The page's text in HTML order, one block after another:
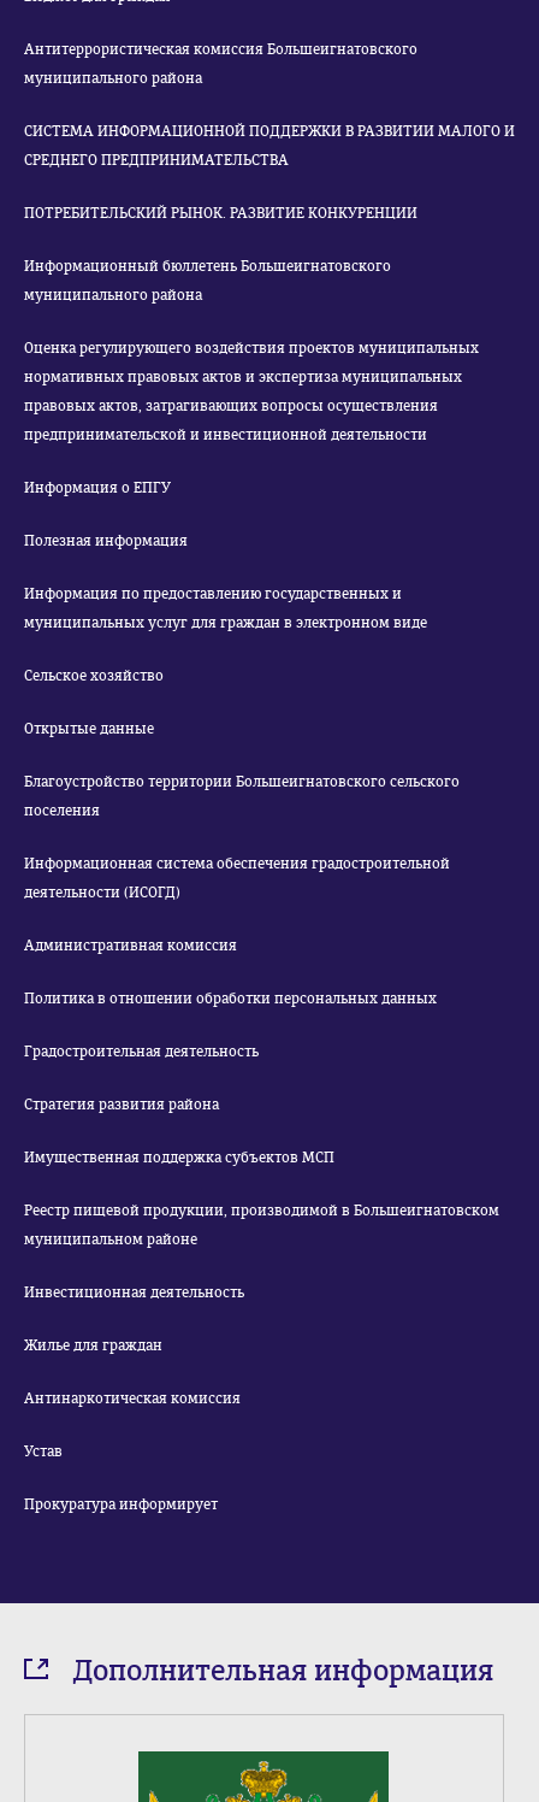
Антитеррористическая комиссия Большеигнатовского
муниципального района
СИСТЕМА ИНФОРМАЦИОННОЙ ПОДДЕРЖКИ В РАЗВИТИИ МАЛОГО И
СРЕДНЕГО ПРЕДПРИНИМАТЕЛЬСТВА
ПОТРЕБИТЕЛЬСКИЙ РЫНОК. РАЗВИТИЕ КОНКУРЕНЦИИ
Информационный бюллетень Большеигнатовского
муниципального района
Оценка регулирующего воздействия проектов муниципальных
нормативных правовых актов и экспертиза муниципальных
правовых актов, затрагивающих вопросы осуществления
предпринимательской и инвестиционной деятельности
Информация о ЕПГУ
Полезная информация
Информация по предоставлению государственных и
муниципальных услуг для граждан в электронном виде
Сельское хозяйство
Открытые данные
Благоустройство территории Большеигнатовского сельского
поселения
Информационная система обеспечения градостроительной
деятельности (ИСОГД)
Административная комиссия
Политика в отношении обработки персональных данных
Градостроительная деятельность
Стратегия развития района
Имущественная поддержка субъектов МСП
Реестр пищевой продукции, производимой в Большеигнатовском
муниципальном районе
Инвестиционная деятельность
Жилье для граждан
Антинаркотическая комиссия
Устав
Прокуратура информирует
Дополнительная информация